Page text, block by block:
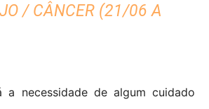
/ CÂNCER (21/06 A
a necessidade de algum cuidado